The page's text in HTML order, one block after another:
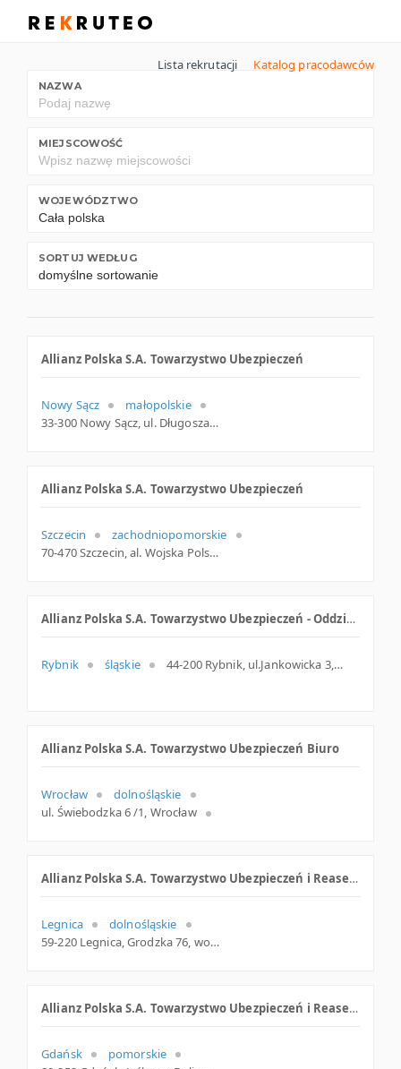
Lista rekrutacji Katalog pracodawców
NAZWA
MIEJSCOWOŚĆ
WOJEWÓDZTWO
SORTUJ WEDŁUG
Allianz Polska S.A. Towarzystwo Ubezpieczeń
Nowy Sącz
małopolskie
33-300 Nowy Sącz, ul. Długosza 67, małopolskie
Allianz Polska S.A. Towarzystwo Ubezpieczeń
Szczecin
zachodniopomorskie
70-470 Szczecin, al. Wojska Polskiego 7, woj. Zachodniopomorskie, pow. Szczecin, gm. Szczecin
Allianz Polska S.A. Towarzystwo Ubezpieczeń - Oddział Rybnik
Rybnik śląskie 44-200 Rybnik, ul.Jankowicka 3, śląskie
Allianz Polska S.A. Towarzystwo Ubezpieczeń Biuro
Wrocław
dolnośląskie
ul. Świebodzka 6 /1, Wrocław
Allianz Polska S.A. Towarzystwo Ubezpieczeń i Reasekuracji
Legnica
dolnośląskie
59-220 Legnica, Grodzka 76, woj. Dolnośląskie, pow. Legnica, gm. Legnica
Allianz Polska S.A. Towarzystwo Ubezpieczeń i Reasekuracji. Agencja. Popiel H.
Gdańsk
pomorskie